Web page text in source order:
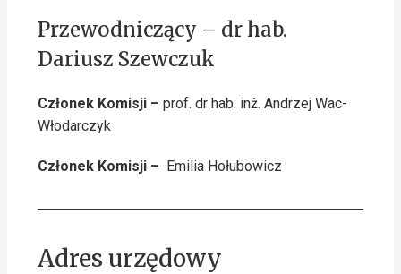
Przewodniczący – dr hab.
Dariusz Szewczuk
Członek Komisji – prof. dr hab. inż. Andrzej Wac-
Włodarczyk
Członek Komisji – Emilia Hołubowicz
Adres urzędowy